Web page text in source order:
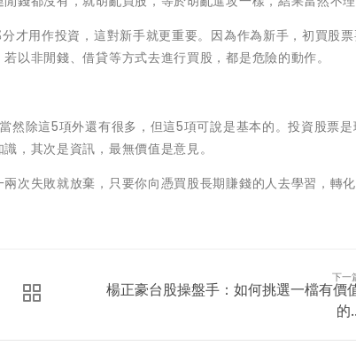
才用作投資，這對新手就更重要。因為作為新手，初買股票
以非閒錢、借貸等方式去進行買股，都是危險的動作。
然除這5項外還有很多，但這5項可說是基本的。投資股票是
，其次是資訊，最無價值是意見。
次失敗就放棄，只要你向憑買股長期賺錢的人去學習，轉
下一
楊正豪台股操盤手：如何挑選一檔有價
的